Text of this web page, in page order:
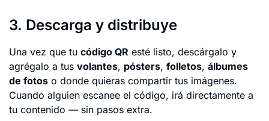
3. Descarga y distribuye
Una vez que tu código QR esté listo, descárgalo y
agrégalo a tus volantes, pósters, folletos, álbumes
de fotos o donde quieras compartir tus imágenes.
Cuando alguien escanee el código, irá directamente a
tu contenido — sin pasos extra.